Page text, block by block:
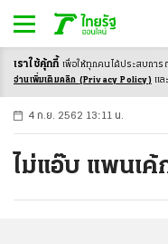
-ก ก ก+
4 ก.ย. 2562 13:11 น.
ไม่แอ๊บ แพนเค้
เราใช้คุ้กกี้ เพื่อให้ทุกคนได้ประสบการ
อ่านเพิ่มเติมคลิก (Privacy Policy) และ